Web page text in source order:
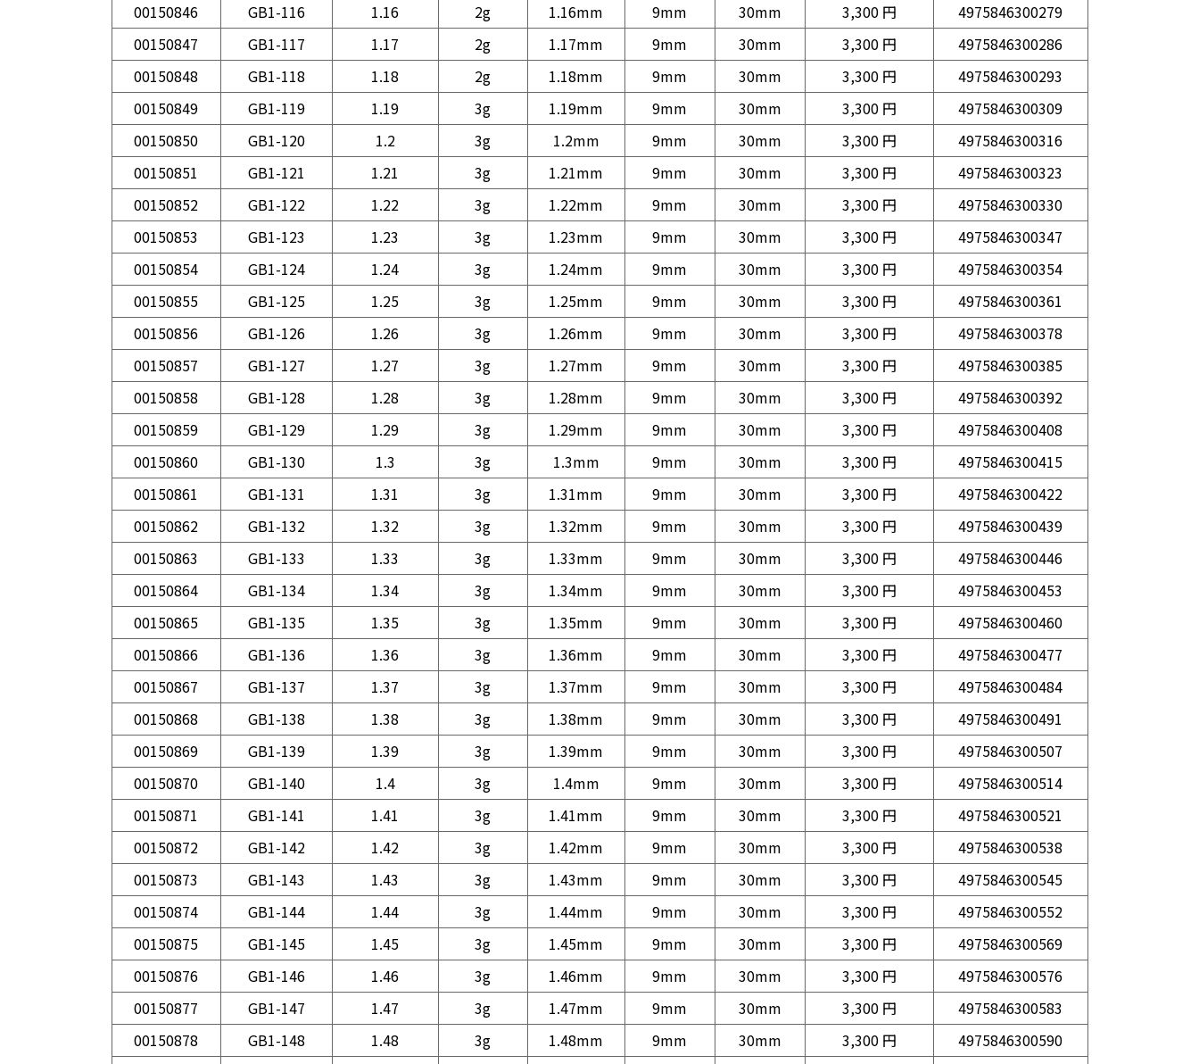
00150846
GB1-116 1.16 2g 1.16mm 9mm 30mm 3,300 円
4975846300279
00150847
GB1-117 1.17 2g 1.17mm 9mm 30mm 3,300 円
4975846300286
00150848
GB1-118 1.18 2g 1.18mm 9mm 30mm 3,300 円
4975846300293
00150849
GB1-119 1.19 3g 1.19mm 9mm 30mm 3,300 円
4975846300309
00150850
GB1-120 1.2 3g 1.2mm 9mm 30mm 3,300 円
4975846300316
00150851
GB1-121 1.21 3g 1.21mm 9mm 30mm 3,300 円
4975846300323
00150852
GB1-122 1.22 3g 1.22mm 9mm 30mm 3,300 円
4975846300330
00150853
GB1-123 1.23 3g 1.23mm 9mm 30mm 3,300 円
4975846300347
00150854
GB1-124 1.24 3g 1.24mm 9mm 30mm 3,300 円
4975846300354
00150855
GB1-125 1.25 3g 1.25mm 9mm 30mm 3,300 円
4975846300361
00150856
GB1-126 1.26 3g 1.26mm 9mm 30mm 3,300 円
4975846300378
00150857
GB1-127 1.27 3g 1.27mm 9mm 30mm 3,300 円
4975846300385
00150858
GB1-128 1.28 3g 1.28mm 9mm 30mm 3,300 円
4975846300392
00150859
GB1-129 1.29 3g 1.29mm 9mm 30mm 3,300 円
4975846300408
00150860
GB1-130 1.3 3g 1.3mm 9mm 30mm 3,300 円
4975846300415
00150861
GB1-131 1.31 3g 1.31mm 9mm 30mm 3,300 円
4975846300422
00150862
GB1-132 1.32 3g 1.32mm 9mm 30mm 3,300 円
4975846300439
00150863
GB1-133 1.33 3g 1.33mm 9mm 30mm 3,300 円
4975846300446
00150864
GB1-134 1.34 3g 1.34mm 9mm 30mm 3,300 円
4975846300453
00150865
GB1-135 1.35 3g 1.35mm 9mm 30mm 3,300 円
4975846300460
00150866
GB1-136 1.36 3g 1.36mm 9mm 30mm 3,300 円
4975846300477
00150867
GB1-137 1.37 3g 1.37mm 9mm 30mm 3,300 円
4975846300484
00150868
GB1-138 1.38 3g 1.38mm 9mm 30mm 3,300 円
4975846300491
00150869
GB1-139 1.39 3g 1.39mm 9mm 30mm 3,300 円
4975846300507
00150870
GB1-140 1.4 3g 1.4mm 9mm 30mm 3,300 円
4975846300514
00150871
GB1-141 1.41 3g 1.41mm 9mm 30mm 3,300 円
4975846300521
00150872
GB1-142 1.42 3g 1.42mm 9mm 30mm 3,300 円
4975846300538
00150873
GB1-143 1.43 3g 1.43mm 9mm 30mm 3,300 円
4975846300545
00150874
GB1-144 1.44 3g 1.44mm 9mm 30mm 3,300 円
4975846300552
00150875
GB1-145 1.45 3g 1.45mm 9mm 30mm 3,300 円
4975846300569
00150876
GB1-146 1.46 3g 1.46mm 9mm 30mm 3,300 円
4975846300576
00150877
GB1-147 1.47 3g 1.47mm 9mm 30mm 3,300 円
4975846300583
00150878
GB1-148 1.48 3g 1.48mm 9mm 30mm 3,300 円
4975846300590